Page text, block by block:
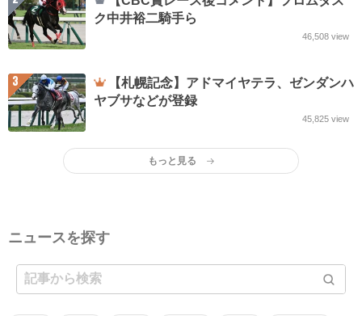
ク中井裕二騎手ら
46,508 view
3
【札幌記念】アドマイヤテラ、ゼンダンハ
ヤブサなどが登録
45,825 view
もっと見る
ニュースを探す